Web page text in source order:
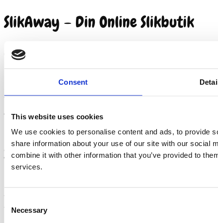
Consent
This website uses cookies
We use cookies to personalise content and ads, to provide
share information about your use of our site with our social
combine it with other information that you’ve provided to
services.
Selection
Necessary
SlikAway – Din Online Slikbutik
SlikAway
der specialiserer sig i
skræddersyet oplevelse ved at vælge deres
favoritslik og få det leveret lige til døren. Dette
lækkerier på, lige meget hvor man er.
Sortiment på SlikAway
fra klassiske chokoladeprodukter til moderne
favoritter. Webshoppen gør det nemt at blande og